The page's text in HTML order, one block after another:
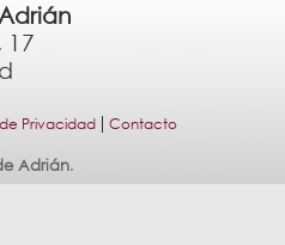
17
Privacidad| Contacto
Adrián.